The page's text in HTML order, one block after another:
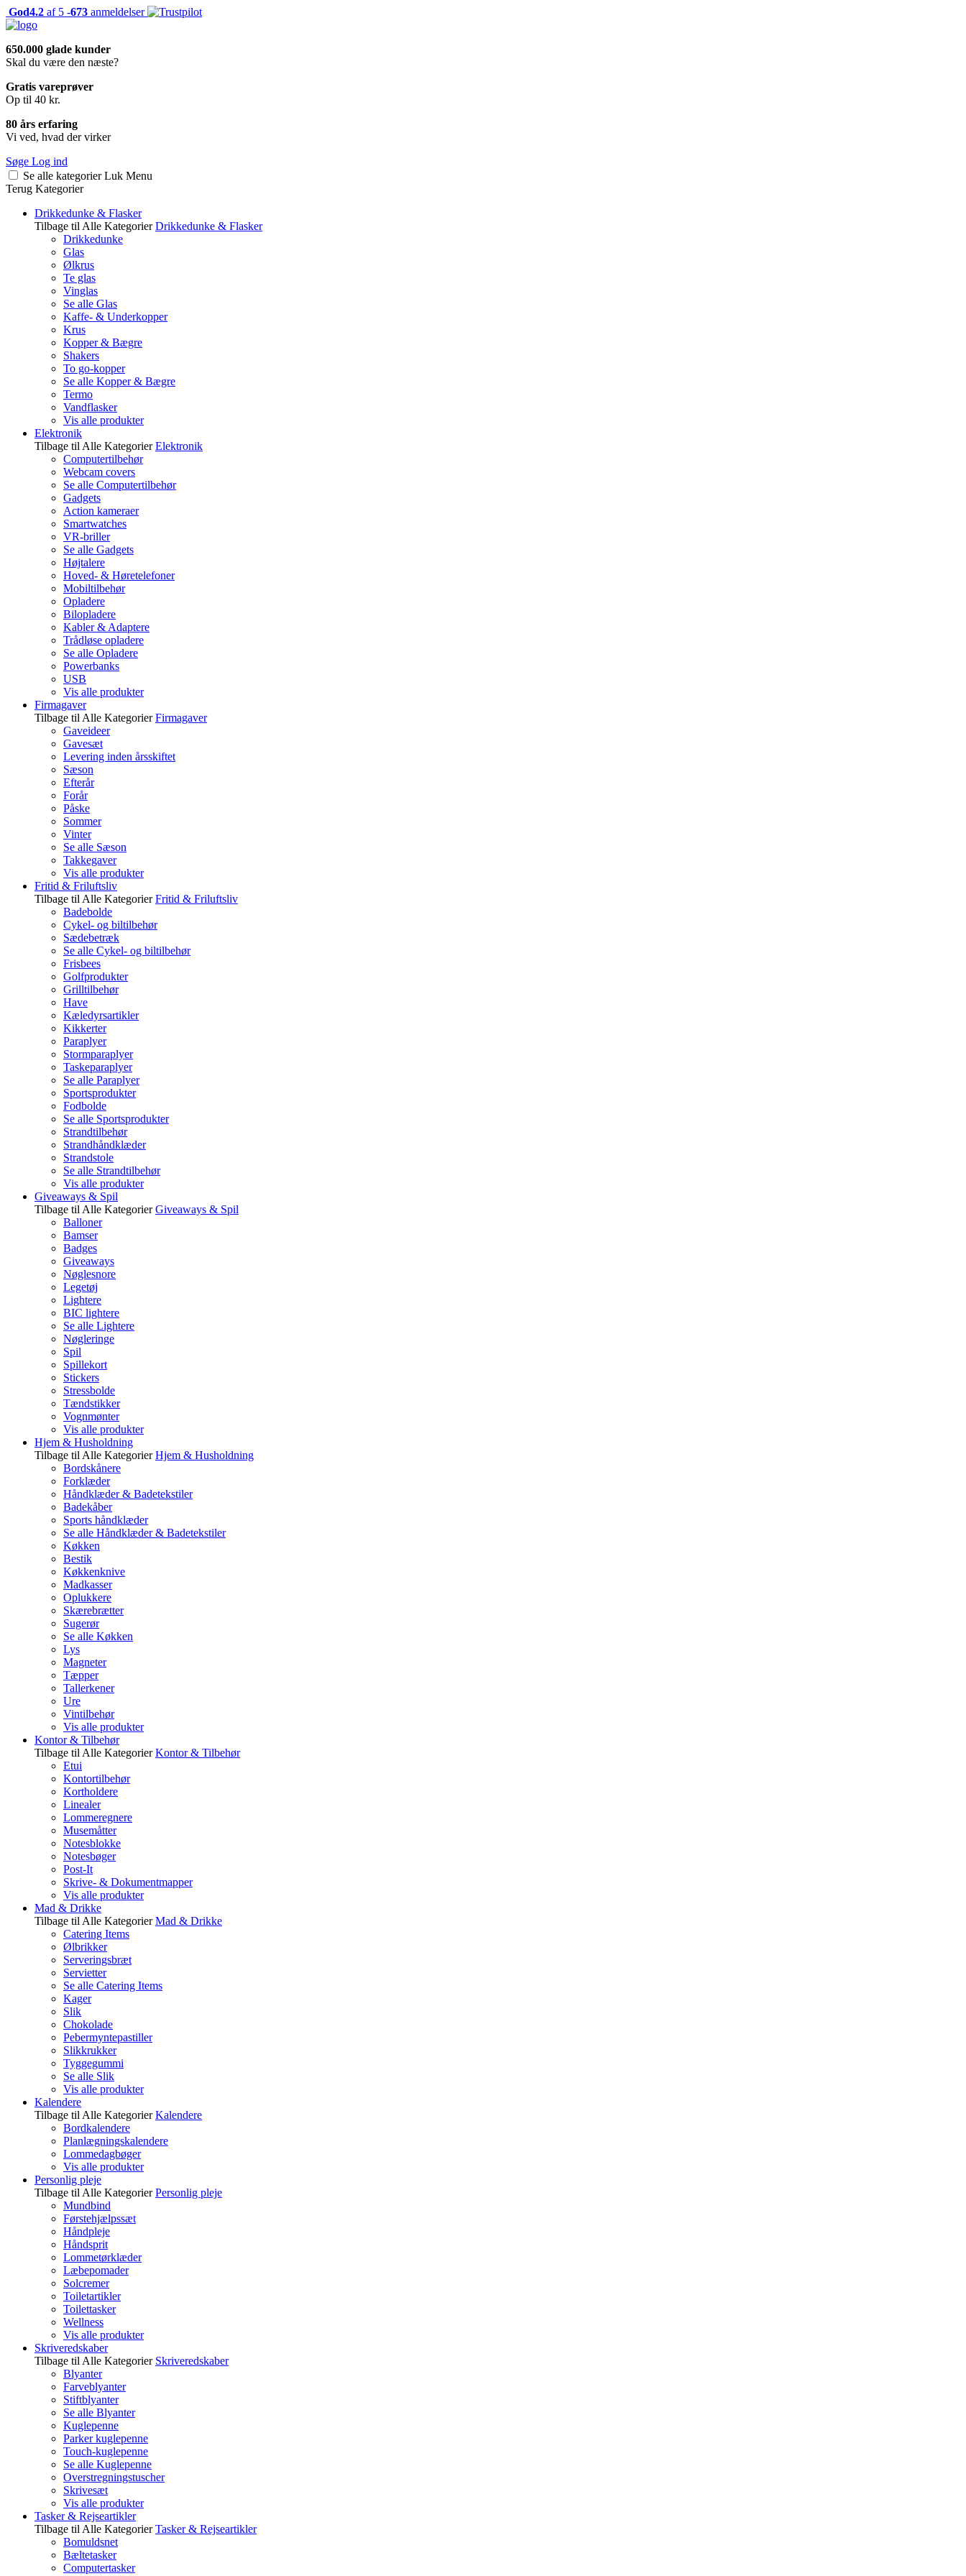
God4.2 af 5 -673 anmeldelser
650.000 glade kunder
Skal du være den næste?
Gratis vareprøver
Op til 40 kr.
80 års erfaring
Vi ved, hvad der virker
Søge Log ind
Se alle kategorier Luk Menu
Terug Kategorier
Drikkedunke & Flasker
Tilbage til Alle Kategorier Drikkedunke & Flasker
Drikkedunke
Glas
Ølkrus
Te glas
Vinglas
Se alle Glas
Kaffe- & Underkopper
Krus
Kopper & Bægre
Shakers
To go-kopper
Se alle Kopper & Bægre
Termo
Vandflasker
Vis alle produkter
Elektronik
Tilbage til Alle Kategorier Elektronik
Computertilbehør
Webcam covers
Se alle Computertilbehør
Gadgets
Action kameraer
Smartwatches
VR-briller
Se alle Gadgets
Højtalere
Hoved- & Høretelefoner
Mobiltilbehør
Opladere
Bilopladere
Kabler & Adaptere
Trådløse opladere
Se alle Opladere
Powerbanks
USB
Vis alle produkter
Firmagaver
Tilbage til Alle Kategorier Firmagaver
Gaveideer
Gavesæt
Levering inden årsskiftet
Sæson
Efterår
Forår
Påske
Sommer
Vinter
Se alle Sæson
Takkegaver
Vis alle produkter
Fritid & Friluftsliv
Tilbage til Alle Kategorier Fritid & Friluftsliv
Badebolde
Cykel- og biltilbehør
Sædebetræk
Se alle Cykel- og biltilbehør
Frisbees
Golfprodukter
Grilltilbehør
Have
Kæledyrsartikler
Kikkerter
Paraplyer
Stormparaplyer
Taskeparaplyer
Se alle Paraplyer
Sportsprodukter
Fodbolde
Se alle Sportsprodukter
Strandtilbehør
Strandhåndklæder
Strandstole
Se alle Strandtilbehør
Vis alle produkter
Giveaways & Spil
Tilbage til Alle Kategorier Giveaways & Spil
Balloner
Bamser
Badges
Giveaways
Nøglesnore
Legetøj
Lightere
BIC lightere
Se alle Lightere
Nøgleringe
Spil
Spillekort
Stickers
Stressbolde
Tændstikker
Vognmønter
Vis alle produkter
Hjem & Husholdning
Tilbage til Alle Kategorier Hjem & Husholdning
Bordskånere
Forklæder
Håndklæder & Badetekstiler
Badekåber
Sports håndklæder
Se alle Håndklæder & Badetekstiler
Køkken
Bestik
Køkkenknive
Madkasser
Oplukkere
Skærebrætter
Sugerør
Se alle Køkken
Lys
Magneter
Tæpper
Tallerkener
Ure
Vintilbehør
Vis alle produkter
Kontor & Tilbehør
Tilbage til Alle Kategorier Kontor & Tilbehør
Etui
Kontortilbehør
Kortholdere
Linealer
Lommeregnere
Musemåtter
Notesblokke
Notesbøger
Post-It
Skrive- & Dokumentmapper
Vis alle produkter
Mad & Drikke
Tilbage til Alle Kategorier Mad & Drikke
Catering Items
Ølbrikker
Serveringsbræt
Servietter
Se alle Catering Items
Kager
Slik
Chokolade
Pebermyntepastiller
Slikkrukker
Tyggegummi
Se alle Slik
Vis alle produkter
Kalendere
Tilbage til Alle Kategorier Kalendere
Bordkalendere
Planlægningskalendere
Lommedagbøger
Vis alle produkter
Personlig pleje
Tilbage til Alle Kategorier Personlig pleje
Mundbind
Førstehjælpssæt
Håndpleje
Håndsprit
Lommetørklæder
Læbepomader
Solcremer
Toiletartikler
Toilettasker
Wellness
Vis alle produkter
Skriveredskaber
Tilbage til Alle Kategorier Skriveredskaber
Blyanter
Farveblyanter
Stiftblyanter
Se alle Blyanter
Kuglepenne
Parker kuglepenne
Touch-kuglepenne
Se alle Kuglepenne
Overstregningstuscher
Skrivesæt
Vis alle produkter
Tasker & Rejseartikler
Tilbage til Alle Kategorier Tasker & Rejseartikler
Bomuldsnet
Bæltetasker
Computertasker